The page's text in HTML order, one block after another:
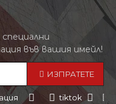
във вашия имейл!
ИЗПРАТЕТЕ
tiktok